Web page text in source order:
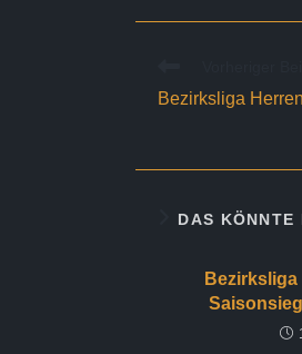
ansehen
Bezirksliga
DAS KÖNNTE